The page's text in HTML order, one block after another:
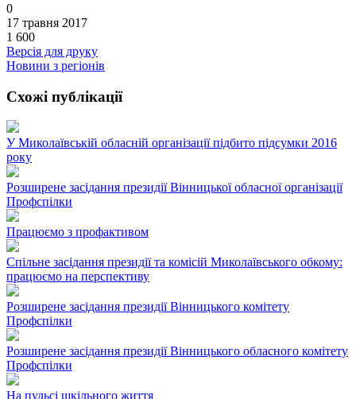
0
17 травня 2017
1 600
Версія для друку
Новини з регіонів
Схожі публікації
У Миколаївській обласній організації підбито підсумки 2016
року
Розширене засідання президії Вінницької обласної організації
Профспілки
Працюємо з профактивом
Спільне засідання президії та комісій Миколаївського обкому:
працюємо на перспективу
Розширене засідання президії Вінницького комітету
Профспілки
Розширене засідання президії Вінницького обласного комітету
Профспілки
На пульсі шкільного життя